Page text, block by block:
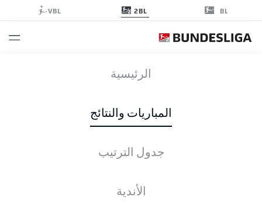
BL
2BL
VBL
الرئيسية
المباريات والنتائج
جدول الترتيب
الأندية
2
5
الأخبار التشكيلات الإحصائيات